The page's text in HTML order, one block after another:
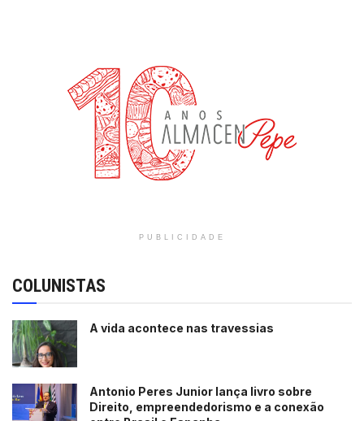
PUBLICIDADE
COLUNISTAS
A vida acontece nas travessias
Antonio Peres Junior lança livro sobre
Direito, empreendedorismo e a conexão